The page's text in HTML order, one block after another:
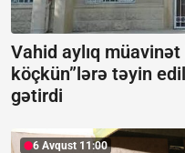
Vahid aylıq
köçkün”lərə təyin
gətirdi
6 Avqust 11:00